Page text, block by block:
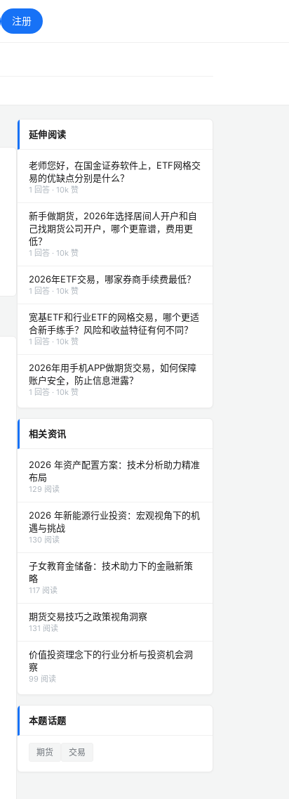
注册
延伸阅读
老师您好，在国金证券软件上，ETF网格交
易的优缺点分别是什么？
1 回答 · 10k 赞
新手做期货，2026年选择居间人开户和自
己找期货公司开户，哪个更靠谱，费用更
低？
1 回答 · 10k 赞
2026年ETF交易，哪家券商手续费最低？
1 回答 · 10k 赞
宽基ETF和行业ETF的网格交易，哪个更适
合新手练手？风险和收益特征有何不同？
1 回答 · 10k 赞
2026年用手机APP做期货交易，如何保障
账户安全，防止信息泄露？
1 回答 · 10k 赞
相关资讯
2026 年资产配置方案：技术分析助力精准
布局
129 阅读
2026 年新能源行业投资：宏观视角下的机
遇与挑战
130 阅读
子女教育金储备：技术助力下的金融新策
略
117 阅读
期货交易技巧之政策视角洞察
131 阅读
价值投资理念下的行业分析与投资机会洞
察
99 阅读
本题话题
期货 交易